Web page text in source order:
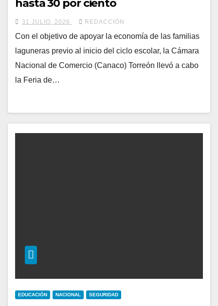
hasta 30 por ciento
31 JULIO, 2026 REDACCIÓN
Con el objetivo de apoyar la economía de las familias
laguneras previo al inicio del ciclo escolar, la Cámara
Nacional de Comercio (Canaco) Torreón llevó a cabo
la Feria de…
EDUCACIÓN NACIONAL SEGURIDAD